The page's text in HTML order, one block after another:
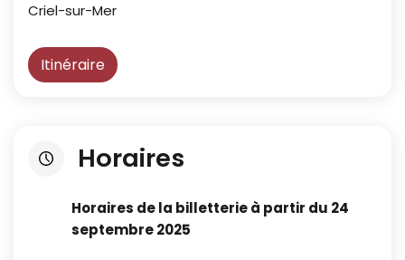
Criel-sur-Mer
Itinéraire
Horaires
Horaires de la billetterie à partir du 24
septembre 2025